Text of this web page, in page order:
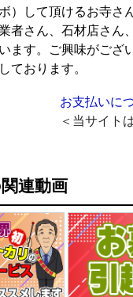
）して頂けるお寺さ
者さん、石材店さん
ます。ご興味がござ
ております。
お支払いに
＜当サイト
連動画